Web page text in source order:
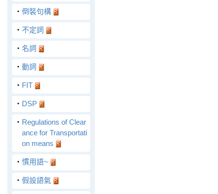
‧ 倒裝句構
‧ 不定詞
‧ 名詞
‧ 動詞
‧ FIT
‧ DSP
‧ Regulations of Clear
ance for Transportati
on means
‧ 慣用語~
‧ 假設語氣